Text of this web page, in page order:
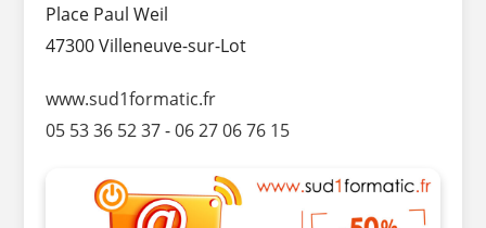
Place Paul Weil
47300 Villeneuve-sur-Lot
www.sud1formatic.fr
05 53 36 52 37-06 27 06 76 15